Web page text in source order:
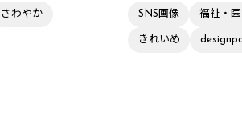
さわやか SNS画像 福祉・
きれいめ